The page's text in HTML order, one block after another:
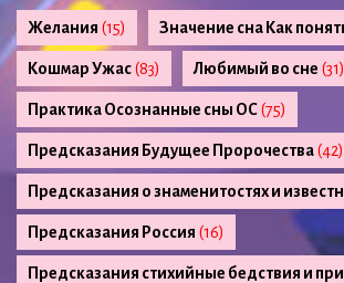
Желания (15) Значение сна Как
Кошмар Ужас(83) Любимый во сне (31)
Практика Осознанные сны ОС(75)
Предсказания Будущее Пророчества(42)
Предсказания о знаменитостях и
Предсказания Россия (16)
Предсказания стихийные бедствия и